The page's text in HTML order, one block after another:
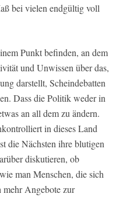
bei vielen endgültig voll
Punkt befinden, an dem
und Unwissen über das,
darstellt, Scheindebatten
Dass die Politik weder in
an all dem zu ändern.
in dieses Land
die Nächsten ihre blutigen
diskutieren, ob
man Menschen, die sich
Angebote zur